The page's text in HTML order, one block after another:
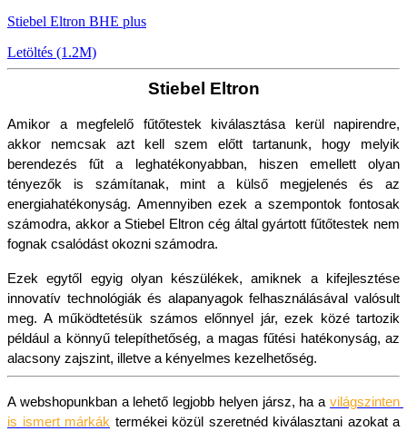
Stiebel Eltron BHE plus
Letöltés (1.2M)
Stiebel Eltron
Amikor a megfelelő fűtőtestek kiválasztása kerül napirendre,
akkor nemcsak azt kell szem előtt tartanunk, hogy melyik
berendezés fűt a leghatékonyabban, hiszen emellett olyan
tényezők is számítanak, mint a külső megjelenés és az
energiahatékonyság. Amennyiben ezek a szempontok fontosak
számodra, akkor a Stiebel Eltron cég által gyártott fűtőtestek nem
fognak csalódást okozni számodra.
Ezek egytől egyig olyan készülékek, amiknek a kifejlesztése
innovatív technológiák és alapanyagok felhasználásával valósult
meg. A működtetésük számos előnnyel jár, ezek közé tartozik
például a könnyű telepíthetőség, a magas fűtési hatékonyság, az
alacsony zajszint, illetve a kényelmes kezelhetőség.
A webshopunkban a lehető legjobb helyen jársz, ha a világszinten
is ismert márkák termékei közül szeretnéd kiválasztani azokat a